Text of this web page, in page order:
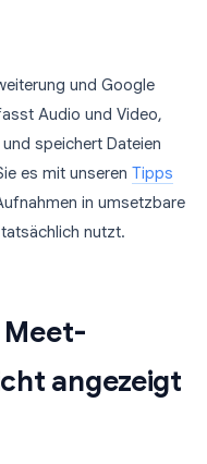
und Google
Audio und Video,
speichert Dateien
es mit unseren Tipps
in umsetzbare
nutzt.
Meet-
angezeigt